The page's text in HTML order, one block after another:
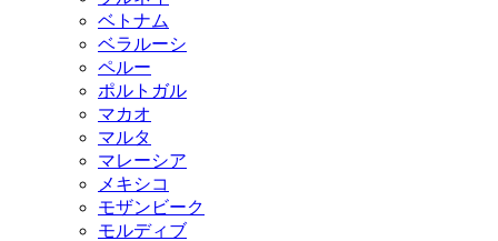
ベトナム
ベラルーシ
ペルー
ポルトガル
マカオ
マルタ
マレーシア
メキシコ
モザンビーク
モルディブ